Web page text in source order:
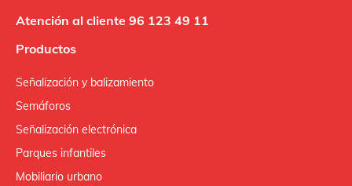
Atención al cliente 96 123 49 11
Productos
Señalización y balizamiento
Semáforos
Señalización electrónica
Parques infantiles
Mobiliario urbano